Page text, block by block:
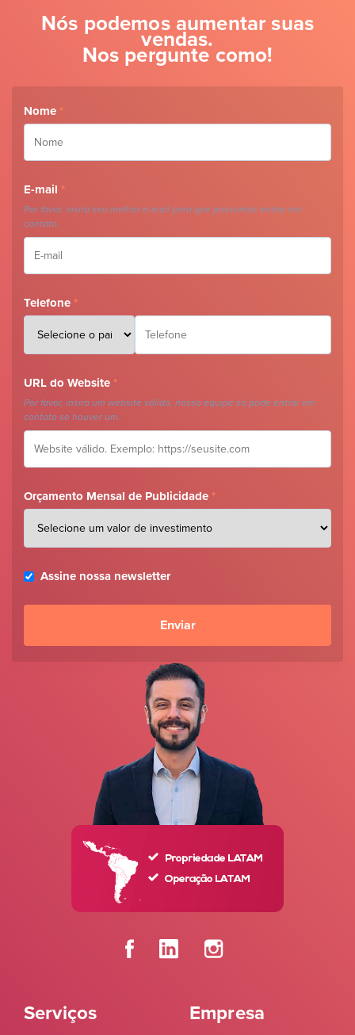
Serviços Empresa
Nós podemos aumentar suas
vendas.
Nos pergunte como!
Nome *
E-mail *
Por favor, insira seu melhor e-mail para que possamos entrar em
contato.
Telefone *
URL do Website *
Por favor, insira um website válido, nossa equipe só pode entrar em
contato se houver um.
Orçamento Mensal de Publicidade *
Assine nossa newsletter